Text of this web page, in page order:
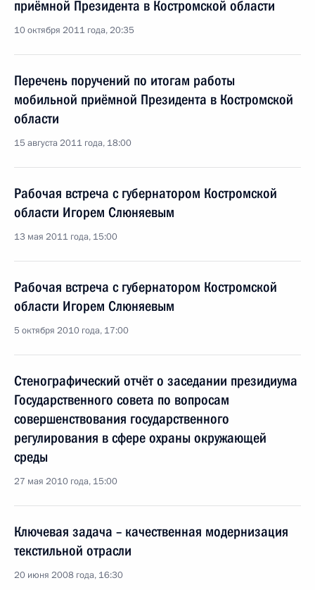
приёмной Президента в Костромской области
10 октября 2011 года, 20:35
Перечень поручений по итогам работы
мобильной приёмной Президента в Костромской
области
15 августа 2011 года, 18:00
Рабочая встреча с губернатором Костромской
области Игорем Слюняевым
13 мая 2011 года, 15:00
Рабочая встреча с губернатором Костромской
области Игорем Слюняевым
5 октября 2010 года, 17:00
Стенографический отчёт о заседании президиума
Государственного совета по вопросам
совершенствования государственного
регулирования в сфере охраны окружающей
среды
27 мая 2010 года, 15:00
Ключевая задача – качественная модернизация
текстильной отрасли
20 июня 2008 года, 16:30